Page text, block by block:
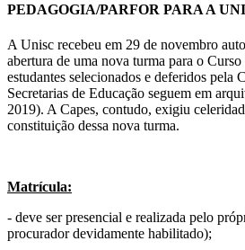
PEDAGOGIA/PARFOR PARA A
A Unisc recebeu em 29 de novembro
abertura de uma nova turma para o
estudantes selecionados e deferidos pela
Secretarias de Educação seguem em
2019). A Capes, contudo, exigiu
constituição dessa nova turma.
Matrícula:
- deve ser presencial e realizada pelo
procurador devidamente habilitado);